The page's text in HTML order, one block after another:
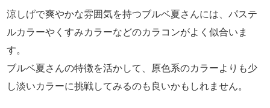
涼しげで爽やかな雰囲気を持つブルベ夏さんには、パステ
ルカラーやくすみカラーなどのカラコンがよく似合いま
す。
ブルベ夏さんの特徴を活かして、原色系のカラーよりも少
し淡いカラーに挑戦してみるのも良いかもしれません。